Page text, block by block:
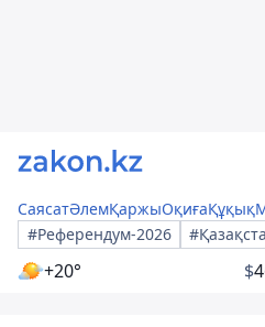
СаясатӘлемҚаржыОқиғаҚұқық
#Референдум-2026
+20° $